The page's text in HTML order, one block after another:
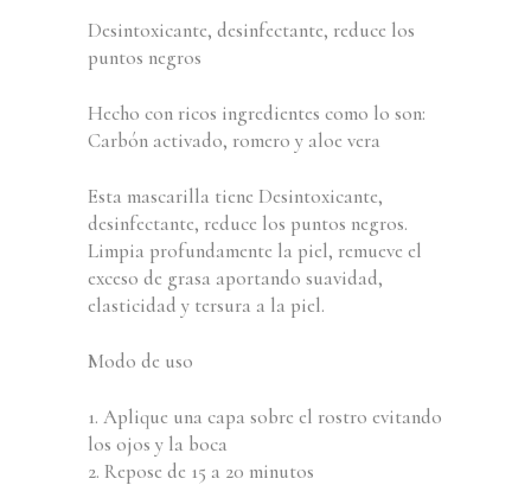
Desintoxicante, desinfectante, reduce los
puntos negros
Hecho con ricos ingredientes como lo son:
Carbón activado, romero y aloe vera
Esta mascarilla tiene Desintoxicante,
desinfectante, reduce los puntos negros.
Limpia profundamente la piel, remueve el
exceso de grasa aportando suavidad,
elasticidad y tersura a la piel.
Modo de uso
1. Aplique una capa sobre el rostro evitando
los ojos y la boca
2. Repose de 15 a 20 minutos